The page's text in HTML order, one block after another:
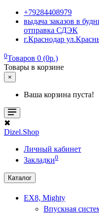
+79284408979
выдача заказов в
отправка СДЭК
г.Краснодар
0Товаров 0 (0р.)
Товары в корзине
×
Ваша корзина пуста!
✖
Dizel.Shop
Личный кабинет
Закладки0
Каталог
EX8, Mighty
Впускная